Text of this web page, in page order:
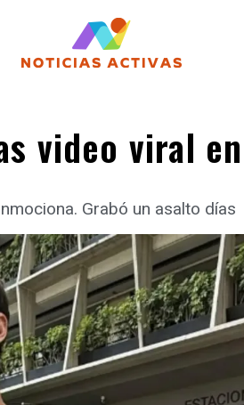
video viral en
Grabó un asalto días